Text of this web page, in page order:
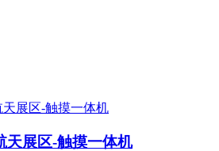
天展区-触摸一体机